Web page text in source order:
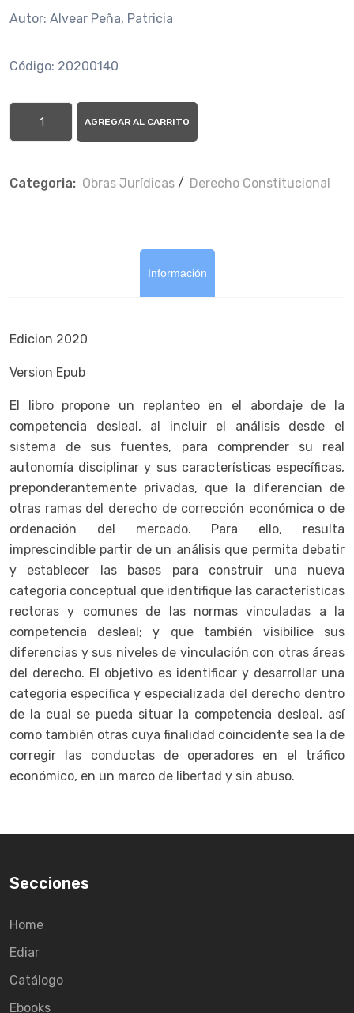
Autor: Alvear Peña, Patricia
Código: 20200140
AGREGAR AL CARRITO
Categoria: Obras Jurí­dicas / Derecho Constitucional
Información
Edicion 2020
Version Epub
El libro propone un replanteo en el abordaje de la
competencia desleal, al incluir el análisis desde el
sistema de sus fuentes, para comprender su real
autonomía disciplinar y sus características específicas,
preponderantemente privadas, que la diferencian de
otras ramas del derecho de corrección económica o de
ordenación del mercado. Para ello, resulta
imprescindible partir de un análisis que permita debatir
y establecer las bases para construir una nueva
categoría conceptual que identifique las características
rectoras y comunes de las normas vinculadas a la
competencia desleal; y que también visibilice sus
diferencias y sus niveles de vinculación con otras áreas
del derecho. El objetivo es identificar y desarrollar una
categoría específica y especializada del derecho dentro
de la cual se pueda situar la competencia desleal, así
como también otras cuya finalidad coincidente sea la de
corregir las conductas de operadores en el tráfico
económico, en un marco de libertad y sin abuso.
Secciones
Home
Ediar
Catálogo
Ebooks